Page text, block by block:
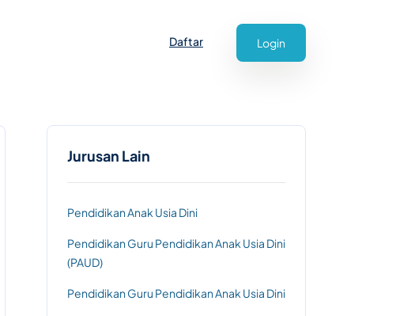
Daftar Login
Jurusan Lain
Pendidikan Anak Usia Dini
Pendidikan Guru Pendidikan Anak Usia Dini
(PAUD)
Pendidikan Guru Pendidikan Anak Usia Dini